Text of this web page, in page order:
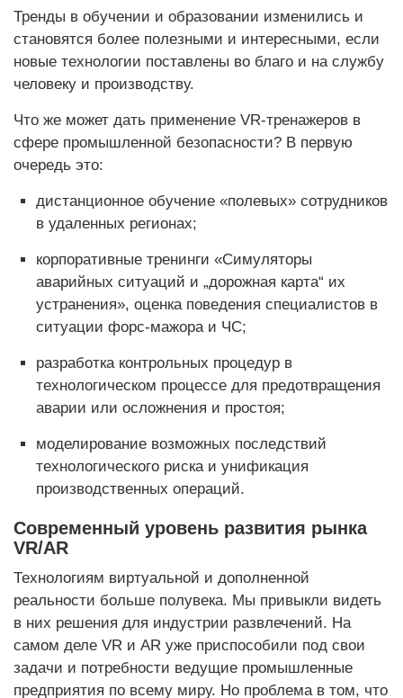
Тренды в обучении и образовании изменились и
становятся более полезными и интересными, если
новые технологии поставлены во благо и на службу
человеку и производству.
Что же может дать применение VR-тренажеров в
сфере промышленной безопасности? В первую
очередь это:
дистанционное обучение «полевых» сотрудников
в удаленных регионах;
корпоративные тренинги «Симуляторы
аварийных ситуаций и „дорожная карта“ их
устранения», оценка поведения специалистов в
ситуации форс-мажора и ЧС;
разработка контрольных процедур в
технологическом процессе для предотвращения
аварии или осложнения и простоя;
моделирование возможных последствий
технологического риска и унификация
производственных операций.
Современный уровень развития рынка
VR/AR
Технологиям виртуальной и дополненной
реальности больше полувека. Мы привыкли видеть
в них решения для индустрии развлечений. На
самом деле VR и AR уже приспособили под свои
задачи и потребности ведущие промышленные
предприятия по всему миру. Но проблема в том, что